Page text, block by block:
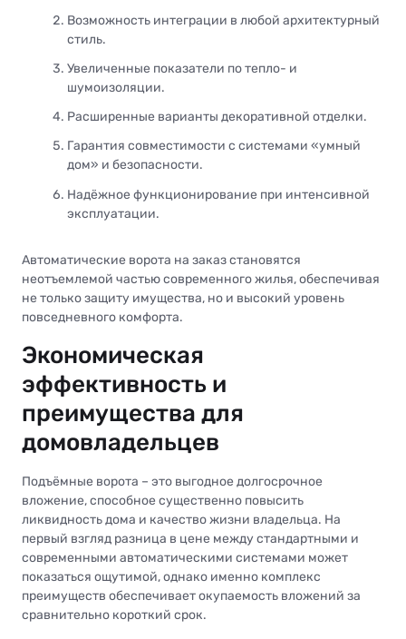
Возможность интеграции в любой архитектурный
стиль.
Увеличенные показатели по тепло- и
шумоизоляции.
Расширенные варианты декоративной отделки.
Гарантия совместимости с системами «умный
дом» и безопасности.
Надёжное функционирование при интенсивной
эксплуатации.
Автоматические ворота на заказ становятся
неотъемлемой частью современного жилья, обеспечивая
не только защиту имущества, но и высокий уровень
повседневного комфорта.
Экономическая
эффективность и
преимущества для
домовладельцев
Подъёмные ворота – это выгодное долгосрочное
вложение, способное существенно повысить
ликвидность дома и качество жизни владельца. На
первый взгляд разница в цене между стандартными и
современными автоматическими системами может
показаться ощутимой, однако именно комплекс
преимуществ обеспечивает окупаемость вложений за
сравнительно короткий срок.